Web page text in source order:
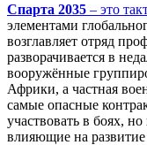
Спарта 2035 – это
элементами
возглавляет отряд
разворачивается в
вооружённые
Африки, а частная
самые опасные
участвовать в боях,
влияющие на